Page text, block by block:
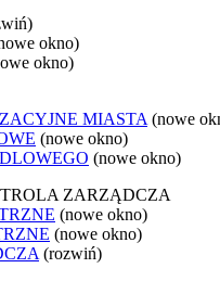
okno)
okno)
MIASTA (nowe
(nowe okno)
(nowe okno)
ZARZĄDCZA
(nowe okno)
(nowe okno)
(rozwiń)